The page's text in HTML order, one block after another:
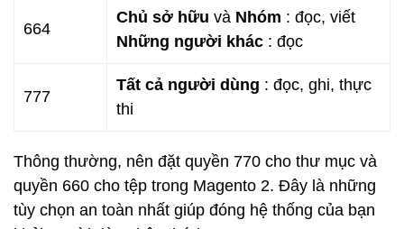
664
Chủ sở hữu và Nhóm : đọc, viết
Những người khác : đọc
777
Tất cả người dùng : đọc, ghi, thực
thi
Thông thường, nên đặt quyền 770 cho thư mục và
quyền 660 cho tệp trong Magento 2. Đây là những
tùy chọn an toàn nhất giúp đóng hệ thống của bạn